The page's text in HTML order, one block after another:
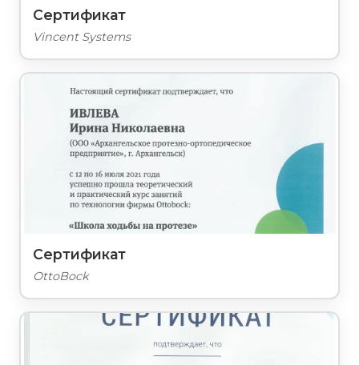
Сертификат
Vincent Systems
Сертификат
OttoBock